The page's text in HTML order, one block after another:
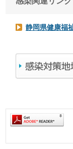
静岡県健康福